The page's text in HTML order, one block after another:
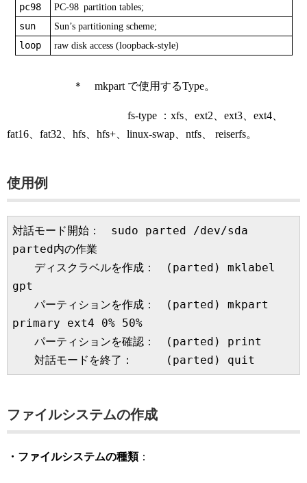
pc98 PC-98 partition tables;
sun Sun’s partitioning scheme;
loop raw disk access (loopback-style)
＊ mkpart で使用するType。
fs-type ：xfs、ext2、ext3、ext4、
fat16、fat32、hfs、hfs+、linux-swap、ntfs、 reiserfs。
使用例
対話モード開始：　sudo parted /dev/sda
parted内の作業
ディスクラベルを作成：　(parted) mklabel
gpt
パーティションを作成：　(parted) mkpart
primary ext4 0% 50%
パーティションを確認：　(parted) print
対話モードを終了：　　　(parted) quit
ファイルシステムの作成
・ファイルシステムの種類 ：